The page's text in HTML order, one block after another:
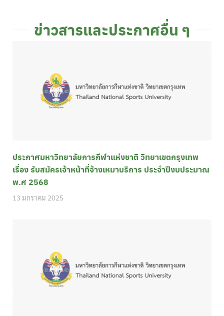
ข่าวสารและประกาศอื่น ๆ
ประกาศมหาวิทยาลัยการกีฬาแห่งชาติ วิทยาเขตกรุงเทพ
เรื่อง รับสมัครเจ้าหน้าที่จ้างเหมาบริการ ประจำปีงบประมาณ
พ.ศ 2568
13 มกราคม 2025